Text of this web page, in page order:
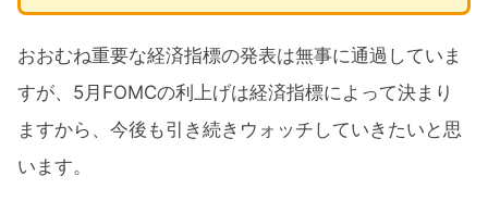
おおむね重要な経済指標の発表は無事に通過していま
すが、5月FOMCの利上げは経済指標によって決まり
ますから、今後も引き続きウォッチしていきたいと思
います。